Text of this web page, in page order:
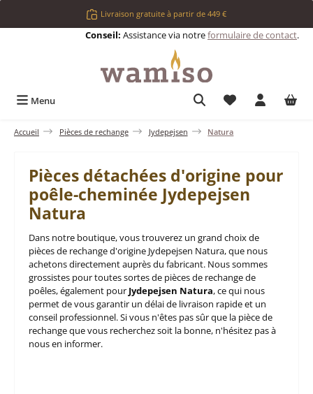
Passer au contenu principalLivraison gratuite à partir de 449 €
Conseil: Assistance via notreformulaire de contact.
Menu Vous avez 0
Accueil Pièces de rechange Jydepejsen Natura
Pièces détachées d'origine pour
poêle-cheminée Jydepejsen
Natura
Dans notre boutique, vous trouverez un grand choix de
pièces de rechange d'origine Jydepejsen Natura, que nous
achetons directement auprès du fabricant. Nous sommes
grossistes pour toutes sortes de pièces de rechange de
poêles, également pour Jydepejsen Natura, ce qui nous
permet de vous garantir un délai de livraison rapide et un
conseil professionnel. Si vous n'êtes pas sûr que la pièce de
rechange que vous recherchez soit la bonne, n'hésitez pas à
nous en informer.